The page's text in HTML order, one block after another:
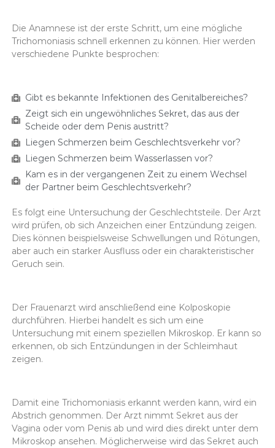
Die Anamnese ist der erste Schritt, um eine mögliche
Trichomoniasis schnell erkennen zu können. Hier werden
verschiedene Punkte besprochen:
Gibt es bekannte Infektionen des Genitalbereiches?
Zeigt sich ein ungewöhnliches Sekret, das aus der
Scheide oder dem Penis austritt?
Liegen Schmerzen beim Geschlechtsverkehr vor?
Liegen Schmerzen beim Wasserlassen vor?
Kam es in der vergangenen Zeit zu einem Wechsel
der Partner beim Geschlechtsverkehr?
Es folgt eine Untersuchung der Geschlechtsteile. Der Arzt
wird prüfen, ob sich Anzeichen einer Entzündung zeigen.
Dies können beispielsweise Schwellungen und Rötungen,
aber auch ein starker Ausfluss oder ein charakteristischer
Geruch sein.
Der Frauenarzt wird anschließend eine Kolposkopie
durchführen. Hierbei handelt es sich um eine
Untersuchung mit einem speziellen Mikroskop. Er kann so
erkennen, ob sich Entzündungen in der Schleimhaut
zeigen.
Damit eine Trichomoniasis erkannt werden kann, wird ein
Abstrich genommen. Der Arzt nimmt Sekret aus der
Vagina oder vom Penis ab und wird dies direkt unter dem
Mikroskop ansehen. Möglicherweise wird das Sekret auch